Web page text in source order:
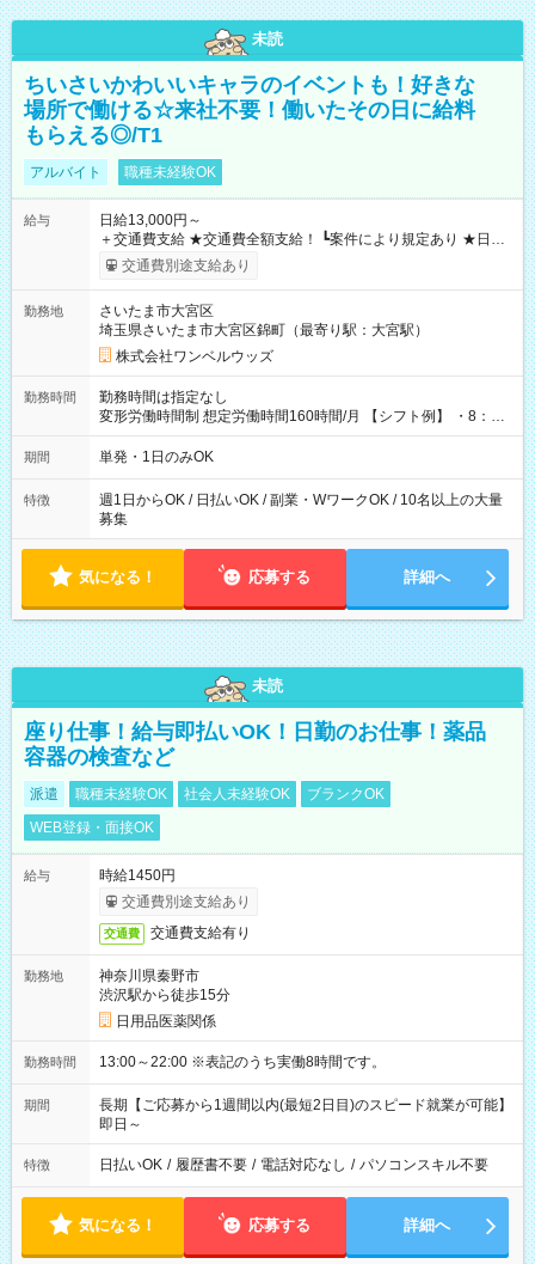
未読
ちいさいかわいいキャラのイベントも！好きな
場所で働ける☆来社不要！働いたその日に給料
もらえる◎/T1
アルバイト 職種未経験OK
給与
日給13,000円～
＋交通費支給 ★交通費全額支給！ ┗案件により規定あり ★日払
いOK！（規定あり） ┗働いたその日に現金GET♪ お仕事後はコ
ンビニATMから 日払い分を引き落とせます！ 【試用期間】試
交通費別途支給あり
勤務地
さいたま市大宮区
埼玉県さいたま市大宮区錦町（最寄り駅：大宮駅）
株式会社ワンベルウッズ
勤務時間
勤務時間は指定なし
変形労働時間制 想定労働時間160時間/月 【シフト例】 ・8：00
～21：00
期間 単発・1日のみOK
特徴
週1日からOK / 日払いOK / 副業・WワークOK / 10名以上の大量
募集
気になる！ 応募する 詳細へ
未読
座り仕事！給与即払いOK！日勤のお仕事！薬品
容器の検査など
派遣 職種未経験OK 社会人未経験OK
ブランクOK
WEB登録・面接OK
給与
時給1450円
交通費別途支給あり
交通費 交通費支給有り
勤務地
神奈川県秦野市
渋沢駅から徒歩15分
日用品医薬関係
勤務時間 13:00～22:00 ※表記のうち実働8時間です。
期間
長期【ご応募から1週間以内(最短2日目)のスピード就業が可能】
即日～
特徴 日払いOK / 履歴書不要 / 電話対応なし / パソコンスキル不要
気になる！ 応募する 詳細へ